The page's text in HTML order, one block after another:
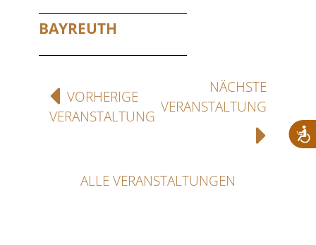
BAYREUTH
VORHERIGE
VERANSTALTUNG
NÄCHSTE
VERANSTALTUNG
ALLE VERANSTALTUNGEN